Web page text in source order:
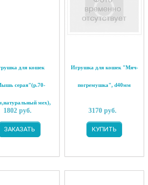
для кошек
серая"(р.70-
мех),
1802 руб.
ЗАКАЗАТЬ
Игрушка для кошек "Мяч-
погремушка", d40мм
3170 руб.
КУПИТЬ